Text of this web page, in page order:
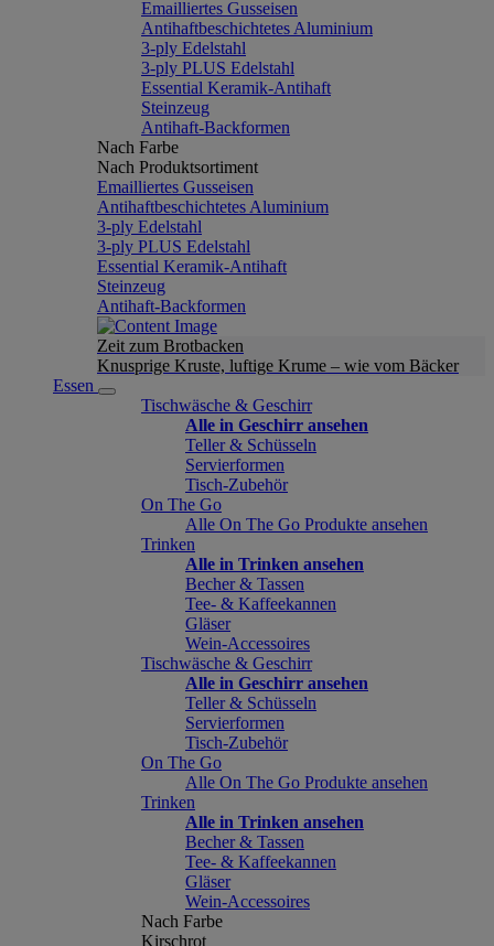
Emailliertes Gusseisen
Antihaftbeschichtetes Aluminium
3-ply Edelstahl
3-ply PLUS Edelstahl
Essential Keramik-Antihaft
Steinzeug
Antihaft-Backformen
Nach Farbe
Nach Produktsortiment
Emailliertes Gusseisen
Antihaftbeschichtetes Aluminium
3-ply Edelstahl
3-ply PLUS Edelstahl
Essential Keramik-Antihaft
Steinzeug
Antihaft-Backformen
Zeit zum Brotbacken
Knusprige Kruste, luftige Krume – wie vom Bäcker
Essen
Tischwäsche & Geschirr
Alle in Geschirr ansehen
Teller & Schüsseln
Servierformen
Tisch-Zubehör
On The Go
Alle On The Go Produkte ansehen
Trinken
Alle in Trinken ansehen
Becher & Tassen
Tee- & Kaffeekannen
Gläser
Wein-Accessoires
Tischwäsche & Geschirr
Alle in Geschirr ansehen
Teller & Schüsseln
Servierformen
Tisch-Zubehör
On The Go
Alle On The Go Produkte ansehen
Trinken
Alle in Trinken ansehen
Becher & Tassen
Tee- & Kaffeekannen
Gläser
Wein-Accessoires
Nach Farbe
Kirschrot